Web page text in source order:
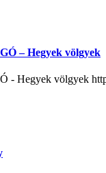
– Hegyek völgyek
- Hegyek völgyek